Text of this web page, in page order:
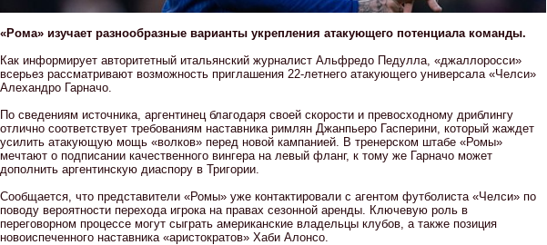
«Рома» изучает разнообразные варианты укрепления атакующего потенциала команды.
Как информирует авторитетный итальянский журналист Альфредо Педулла, «джаллоросси»
всерьез рассматривают возможность приглашения 22-летнего атакующего универсала «Челси»
Алехандро Гарначо.
По сведениям источника, аргентинец благодаря своей скорости и превосходному дриблингу
отлично соответствует требованиям наставника римлян Джанпьеро Гасперини, который жаждет
усилить атакующую мощь «волков» перед новой кампанией. В тренерском штабе «Ромы»
мечтают о подписании качественного вингера на левый фланг, к тому же Гарначо может
дополнить аргентинскую диаспору в Тригории.
Сообщается, что представители «Ромы» уже контактировали с агентом футболиста «Челси» по
поводу вероятности перехода игрока на правах сезонной аренды. Ключевую роль в
переговорном процессе могут сыграть американские владельцы клубов, а также позиция
новоиспеченного наставника «аристократов» Хаби Алонсо.